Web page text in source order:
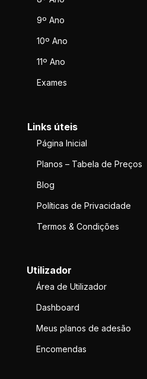
9º Ano
10º Ano
11º Ano
Exames
Links úteis
Página Inicial
Planos – Tabela de Preços
Blog
Políticas de Privacidade
Termos & Condições
Utilizador
Área de Utilizador
Dashboard
Meus planos de adesão
Encomendas